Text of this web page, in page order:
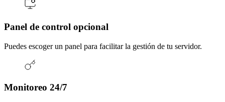
Panel de control opcional
Puedes escoger un panel para facilitar la gestión de tu servidor.
Monitoreo 24/7